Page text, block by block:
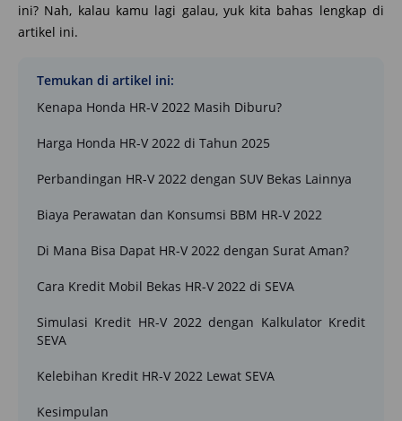
ini? Nah, kalau kamu lagi galau, yuk kita bahas lengkap di
artikel ini.
Temukan di artikel ini:
Kenapa Honda HR-V 2022 Masih Diburu?
Harga Honda HR-V 2022 di Tahun 2025
Perbandingan HR-V 2022 dengan SUV Bekas Lainnya
Biaya Perawatan dan Konsumsi BBM HR-V 2022
Di Mana Bisa Dapat HR-V 2022 dengan Surat Aman?
Cara Kredit Mobil Bekas HR-V 2022 di SEVA
Simulasi Kredit HR-V 2022 dengan Kalkulator Kredit
SEVA
Kelebihan Kredit HR-V 2022 Lewat SEVA
Kesimpulan